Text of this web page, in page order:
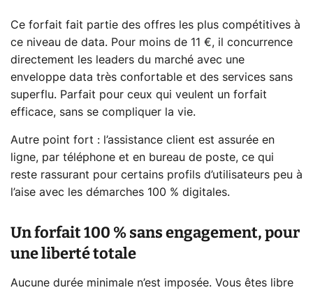
Ce forfait fait partie des offres les plus compétitives à
ce niveau de data. Pour moins de 11 €, il concurrence
directement les leaders du marché avec une
enveloppe data très confortable et des services sans
superflu. Parfait pour ceux qui veulent un forfait
efficace, sans se compliquer la vie.
Autre point fort : l’assistance client est assurée en
ligne, par téléphone et en bureau de poste, ce qui
reste rassurant pour certains profils d’utilisateurs peu à
l’aise avec les démarches 100 % digitales.
Un forfait 100 % sans engagement, pour
une liberté totale
Aucune durée minimale n’est imposée. Vous êtes libre